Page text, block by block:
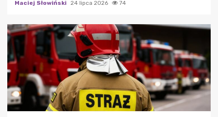
Maciej Słowiński 24 lipca 2026 74